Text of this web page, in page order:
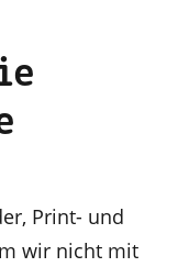
Print- und
wir nicht mit